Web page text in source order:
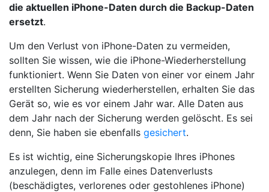
die aktuellen iPhone-Daten durch die Backup-Daten
ersetzt.
Um den Verlust von iPhone-Daten zu vermeiden,
sollten Sie wissen, wie die iPhone-Wiederherstellung
funktioniert. Wenn Sie Daten von einer vor einem Jahr
erstellten Sicherung wiederherstellen, erhalten Sie das
Gerät so, wie es vor einem Jahr war. Alle Daten aus
dem Jahr nach der Sicherung werden gelöscht. Es sei
denn, Sie haben sie ebenfalls gesichert.
Es ist wichtig, eine Sicherungskopie Ihres iPhones
anzulegen, denn im Falle eines Datenverlusts
(beschädigtes, verlorenes oder gestohlenes iPhone)